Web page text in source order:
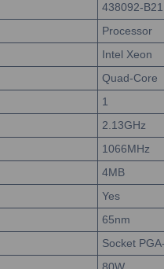
438092-B21
Processor
Intel Xeon
Quad-Core
1
2.13GHz
1066MHz
4MB
Yes
65nm
Socket